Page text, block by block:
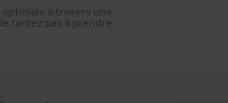
à travers une
tardez pas à prendre